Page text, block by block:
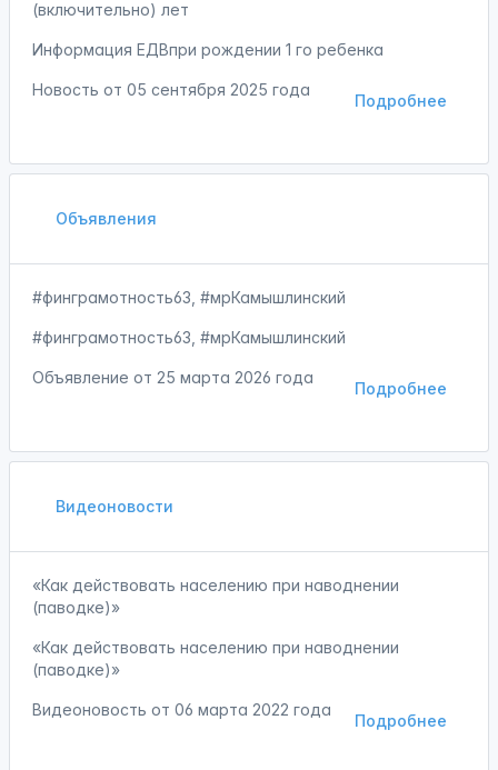
(включительно) лет
Информация ЕДВпри рождении 1 го ребенка
Подробнее
Новость от 05 сентября 2025 года
Объявления
#финграмотность63, #мрКамышлинский
#финграмотность63, #мрКамышлинский
Подробнее
Объявление от 25 марта 2026 года
Видеоновости
«Как действовать населению при наводнении
(паводке)»
«Как действовать населению при наводнении
(паводке)»
Подробнее
Видеоновость от 06 марта 2022 года